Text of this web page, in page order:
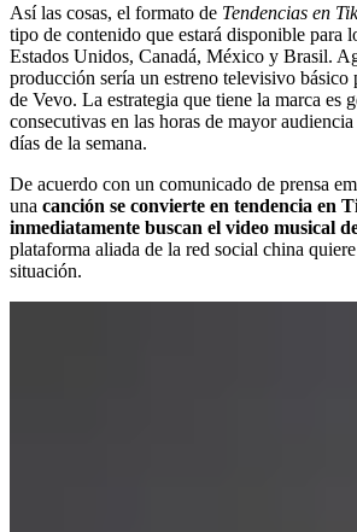
Así las cosas, el formato de Tendencias en
tipo de contenido que estará disponible para
Estados Unidos, Canadá, México y Brasil.
producción sería un estreno televisivo básico
de Vevo. La estrategia que tiene la marca es
consecutivas en las horas de mayor
días de la semana.
De acuerdo con un comunicado de prensa
una canción se convierte en tendencia en
inmediatamente buscan el video musical
plataforma aliada de la red social china
situación.